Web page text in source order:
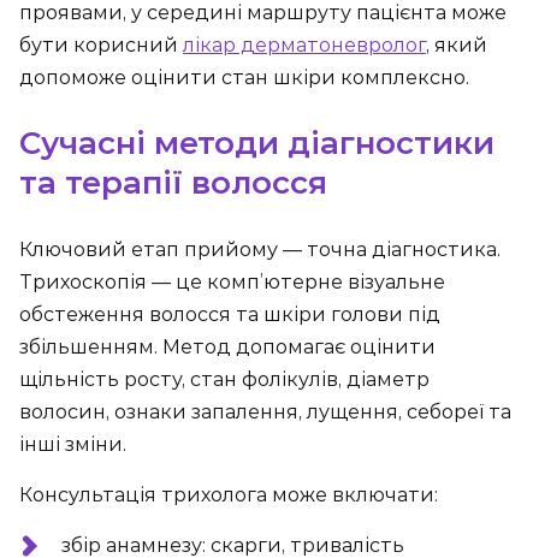
проявами, у середині маршруту пацієнта може
бути кориснийлікар дерматоневролог, який
допоможе оцінити стан шкіри комплексно.
Сучасні методи діагностики
та терапії волосся
Ключовий етап прийому — точна діагностика.
Трихоскопія — це комп’ютерне візуальне
обстеження волосся та шкіри голови під
збільшенням. Метод допомагає оцінити
щільність росту, стан фолікулів, діаметр
волосин, ознаки запалення, лущення, себореї та
інші зміни.
Консультація трихолога може включати:
збір анамнезу: скарги, тривалість